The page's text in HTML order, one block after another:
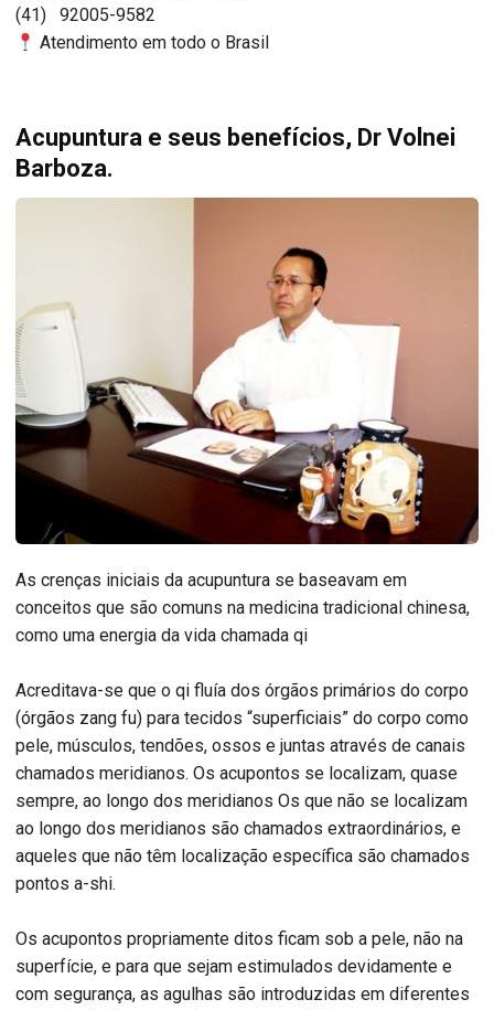
(41) 92005-9582
Atendimento em todo o Brasil
Acupuntura e seus benefícios, Dr Volnei
Barboza.
As crenças iniciais da acupuntura se baseavam em
conceitos que são comuns na medicina tradicional chinesa,
como uma energia da vida chamada qi
Acreditava-se que o qi fluía dos órgãos primários do corpo
(órgãos zang fu) para tecidos “superficiais” do corpo como
pele, músculos, tendões, ossos e juntas através de canais
chamados meridianos. Os acupontos se localizam, quase
sempre, ao longo dos meridianos Os que não se localizam
ao longo dos meridianos são chamados extraordinários, e
aqueles que não têm localização específica são chamados
pontos a-shi.
Os acupontos propriamente ditos ficam sob a pele, não na
superfície, e para que sejam estimulados devidamente e
com segurança, as agulhas são introduzidas em diferentes